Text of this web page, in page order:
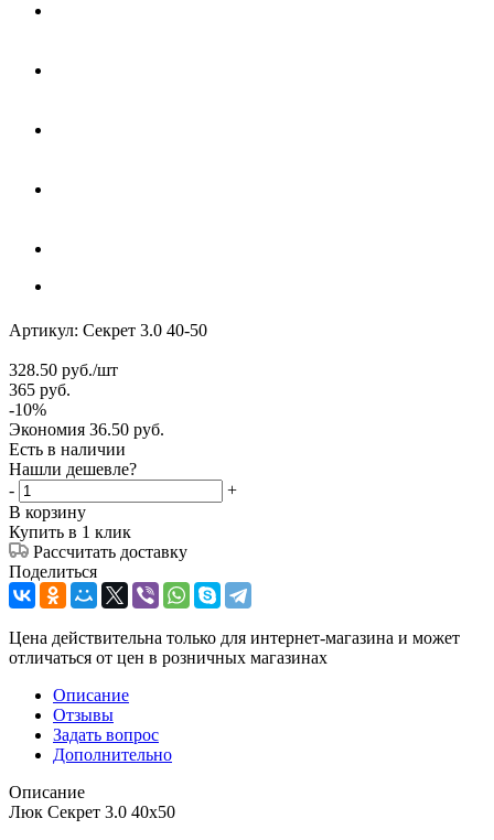
Артикул: Секрет 3.0 40-50
328.50 руб./шт
365 руб.
-10%
Экономия 36.50 руб.
Есть в наличии
Нашли дешевле?
-
+
В корзину
Купить в 1 клик
Рассчитать доставку
Поделиться
Цена действительна только для интернет-магазина и может
отличаться от цен в розничных магазинах
Описание
Отзывы
Задать вопрос
Дополнительно
Описание
Люк Секрет 3.0 40x50